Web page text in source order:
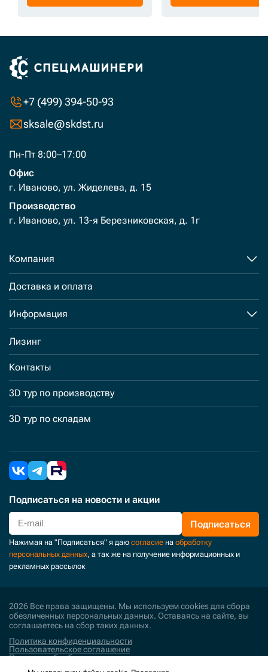
+7 (499) 394-50-93
sksale@skdst.ru
Пн-Пт 8:00–17:00
Офис
г. Иваново, ул. Жиделева, д. 15
Производство
г. Иваново, ул. 13-я Березниковская, д. 1г
Компания
Доставка и оплата
Информация
Лизинг
Контакты
3D тур по производству
3D тур по складам
Подписаться на новости и акции
Подписаться
Нажимая на "Подписаться" я даю согласие на обработку
персональных данных, а так же на получение информационных и
рекламных рассылок
2026 Все права защищены. Мы используем cookies для сбора
обезличенных персональных данных. Оставаясь на сайте, вы
соглашаетесь на сбор таких данных.
Политика конфиденциальности
Пользовательское соглашение
Политика обработки персональных данных